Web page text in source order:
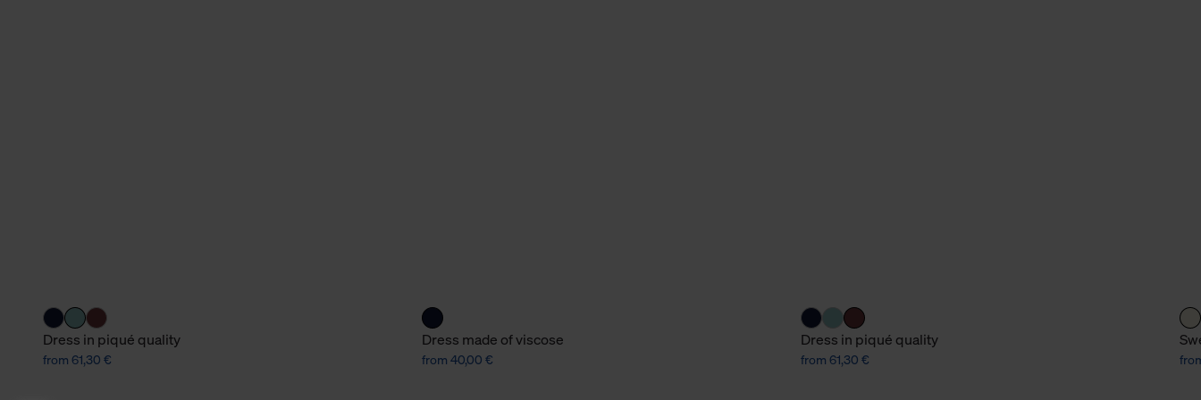
Dress in piqué quality
from 61,30 €
Dress made of viscose
from 40,00 €
Dress in piqué quality
from 61,30 €